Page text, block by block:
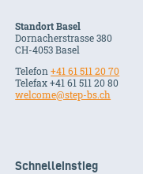
Standort Basel
Dornacherstrasse 380
CH-4053Basel
Telefon+41 61 511 20 70
Telefax +41 61 511 20 80
welcome@step-bs.ch
Schnelleinstieg